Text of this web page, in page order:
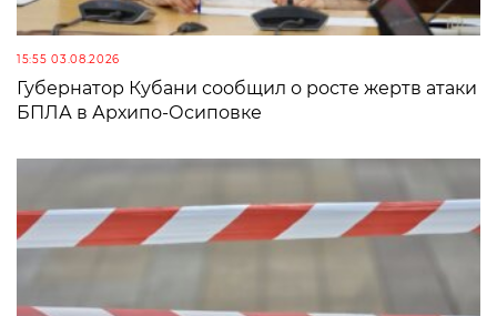
15:55 03.08.2026
Губернатор Кубани сообщил о росте жертв атаки
БПЛА в Архипо-Осиповке